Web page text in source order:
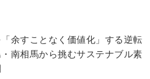
余すことなく価値化」する逆転
南相馬から挑むサステナブル素